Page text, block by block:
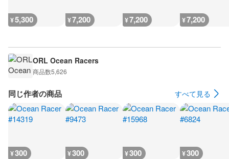
¥5,300 ¥7,200 ¥7,200 ¥7,200
ORL Ocean Racers
商品数5,626
同じ作者の商品 すべて見る
¥300 ¥300 ¥300 ¥300